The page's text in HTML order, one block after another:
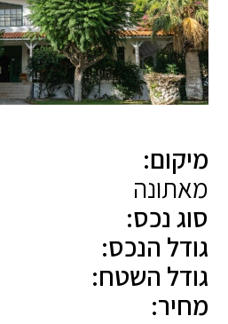
מיקום:
מאתונה
סוג נכס:
גודל הנכס:
גודל השטח:
מחיר: